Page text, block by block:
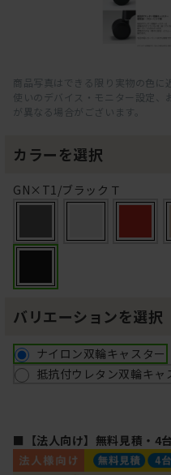
商品写真はできる限り実物の色に
使いのデバイス・モニター設定
が異なる場合がございます。
カラーを選択
GN×T1/ブラックＴ
バリエーションを選択
ナイロン双輪キャスター
抵抗付ウレタン双輪キャ
■【法人向け】無料見積・4